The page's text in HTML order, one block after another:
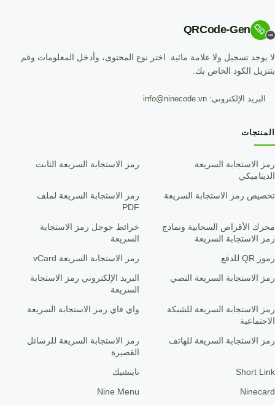
QRCode-Gen
لا يوجد تسجيل ولا علامة مائية. اختر نوع المحتوى، وأدخل المعلومات وقم
بتنزيل الكود الخاص بك.
البريد الإلكتروني: info@ninecode.vn
المنتجات
رمز الاستجابة السريعة
الديناميكي
رمز الاستجابة السريعة الثابت
تخصيص رمز الاستجابة السريعة
رمز الاستجابة السريعة لملف
PDF
محرك الأقراص السحابية ونماذج
رمز الاستجابة السريعة
خرائط جوجل رمز الاستجابة
السريعة
رموز QR للدفع رمز الاستجابة السريعة vCard
رمز الاستجابة السريعة النصي
البريد الإلكتروني رمز الاستجابة
السريعة
رمز الاستجابة السريعة للشبكة
الاجتماعية
واي فاي رمز الاستجابة السريعة
رمز الاستجابة السريعة للهاتف
رمز الاستجابة السريعة للرسائل
القصيرة
Short Link ناينشيك
Ninecard
Nine Menu